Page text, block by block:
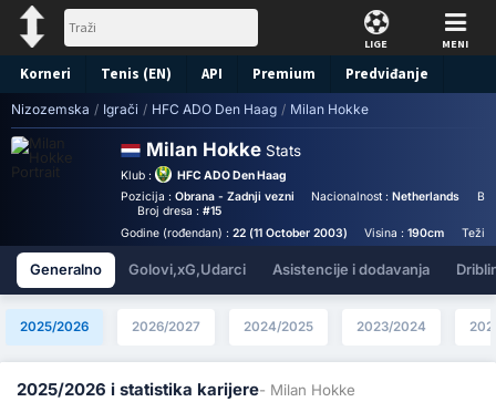
LIGE MENI
Korneri Tenis (EN) API Premium Predviđanje
Nizozemska / Igrači / HFC ADO Den Haag / Milan Hokke
Milan Hokke Stats
Klub :
HFC ADO Den Haag
Pozicija : Obrana - Zadnji vezni Nacionalnost :Netherlands
Broj dresa :#15
Godine (rođendan) : 22 (11 October 2003) Visina :190cm
Generalno Golovi,xG,Udarci Asistencije i dodavanja
2025/2026 2026/2027 2024/2025 2023/2024
2025/2026 i statistika karijere- Milan Hokke